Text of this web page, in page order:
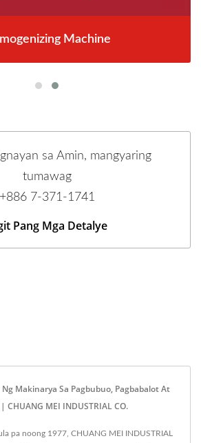
Machine
sa Amin, mangyaring
tumawag
+886 7-371-1741
Pang Mga Detalye
Makinarya Sa Pagbubuo, Pagbabalot At
MEI INDUSTRIAL CO.
pa noong 1977, CHUANG MEI INDUSTRIAL